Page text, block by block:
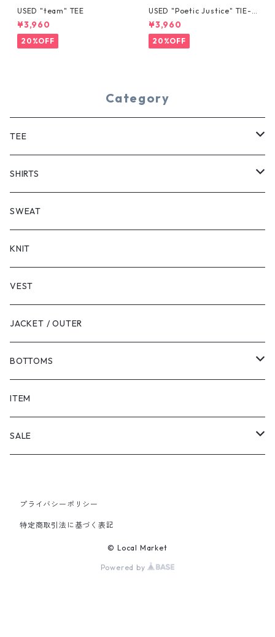
USED "team" TEE
¥3,960
20%OFF
USED "Poetic Justice" TIE-D
YE TEE
¥3,960
20%OFF
Category
TEE
SHORT SLEEVE
LONG SLEEVE
SHIRTS
SHORT SLEEVE
LONG SLEEVE
SWEAT
KNIT
VEST
JACKET / OUTER
BOTTOMS
SHORTS
PANTS
ITEM
SALE
PANTS
プライバシーポリシー
特定商取引法に基づく表記
© Local Market
Powered by